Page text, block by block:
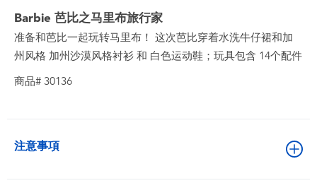
玩具促销
玩具清货
Barbie 芭比之马里布旅行家
准备和芭比一起玩转马里布！ 这次芭比穿着水洗牛仔裙和加
州风格 加州沙漠风格衬衫 和 白色运动鞋；玩具包含 14个配件
商品# 30136
注意事項